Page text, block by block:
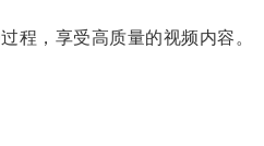
，享受高质量的视频内容。